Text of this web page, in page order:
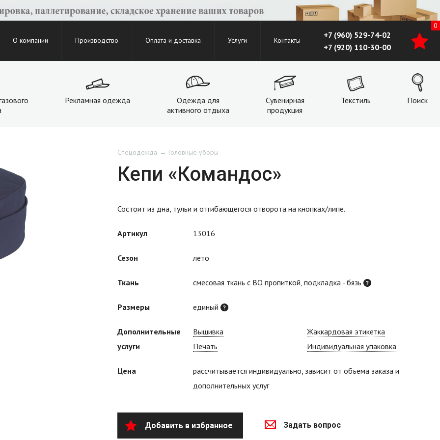
0
+7 (960) 529-74-02
+7 (920) 110-30-00
О компании Производство Оплата и доставка Услуги Контакты
Рекламная одежда
Одежда для
активного отдыха
Сувенирная
продукция
Текстиль Поиск
Спецодежда Головные уборы
Кепи «Командос»
Состоит из дна, тульи и отгибающегося отворота на кнопках/липе.
Артикул 13016
Сезон лето
Ткань смесовая ткань с ВО пропиткой, подкладка - бязь
Размеры единый
Дополнительные
услуги
Вышивка
Печать
Жаккардовая этикетка
Индивидуальная упаковка
Цена
рассчитывается индивидуально, зависит от объема заказа и
дополнительных услуг
Добавить в избранное Задать вопрос